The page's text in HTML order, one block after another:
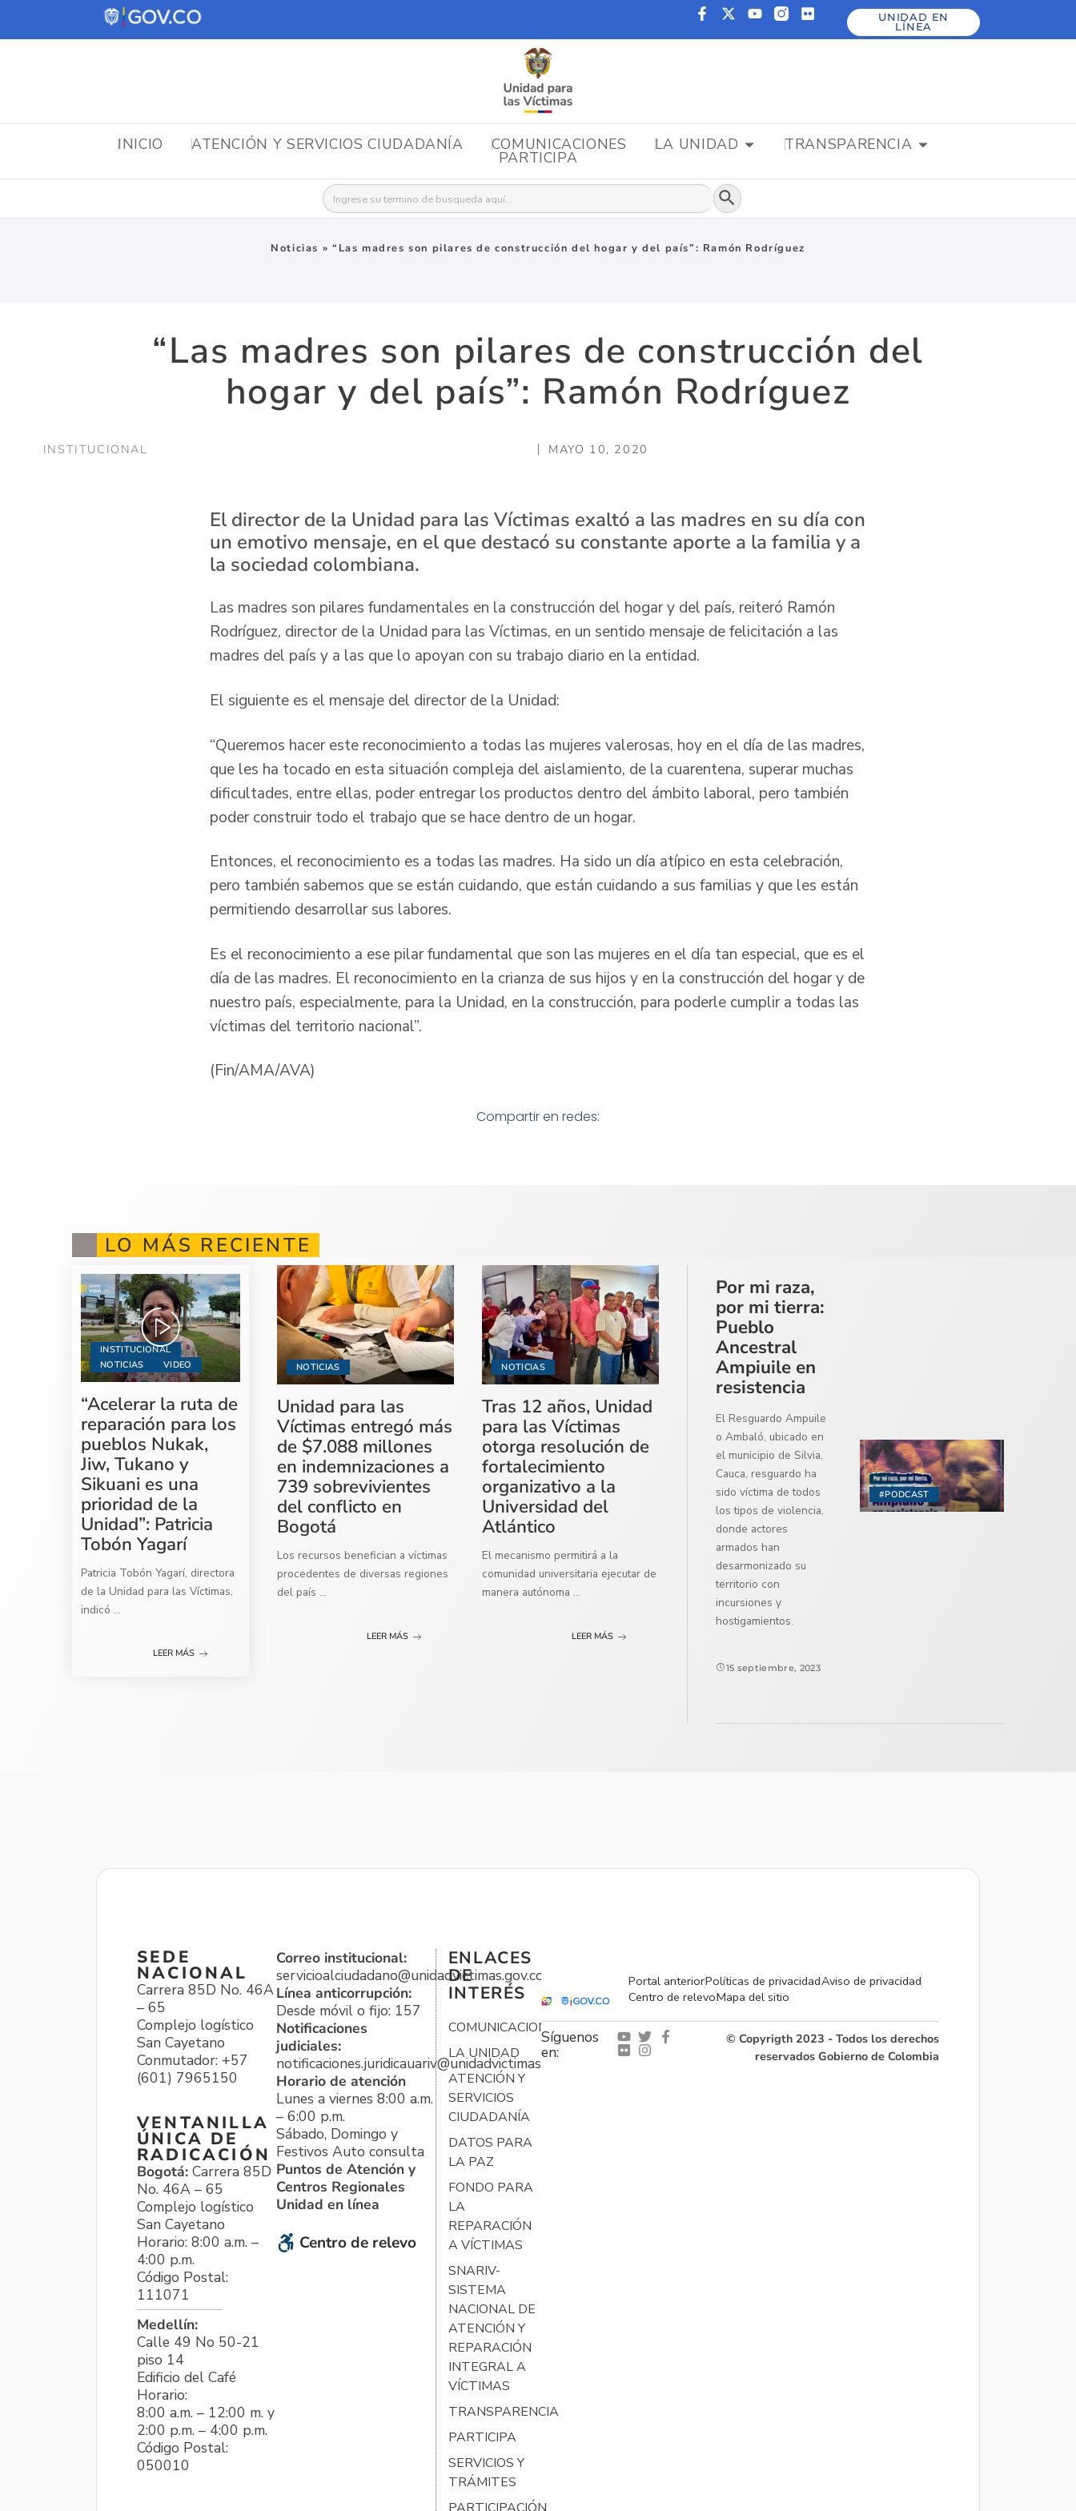
UNIDAD EN
LÍNEA
INICIO ATENCIÓN Y SERVICIOS CIUDADANÍA COMUNICACIONES LA UNIDAD TRANSPARENCIA
PARTICIPA
Buscar: Botón de búsqueda
Noticias » “Las madres son pilares de construcción del hogar y del país”: Ramón Rodríguez
“Las madres son pilares de construcción del
hogar y del país”: Ramón Rodríguez
INSTITUCIONAL MAYO 10, 2020
El director de la Unidad para las Víctimas exaltó a las madres en su día con
un emotivo mensaje, en el que destacó su constante aporte a la familia y a
la sociedad colombiana.
Las madres son pilares fundamentales en la construcción del hogar y del país, reiteró Ramón
Rodríguez, director de la Unidad para las Víctimas, en un sentido mensaje de felicitación a las
madres del país y a las que lo apoyan con su trabajo diario en la entidad.
El siguiente es el mensaje del director de la Unidad:
“Queremos hacer este reconocimiento a todas las mujeres valerosas, hoy en el día de las madres,
que les ha tocado en esta situación compleja del aislamiento, de la cuarentena, superar muchas
dificultades, entre ellas, poder entregar los productos dentro del ámbito laboral, pero también
poder construir todo el trabajo que se hace dentro de un hogar.
Entonces, el reconocimiento es a todas las madres. Ha sido un día atípico en esta celebración,
pero también sabemos que se están cuidando, que están cuidando a sus familias y que les están
permitiendo desarrollar sus labores.
Es el reconocimiento a ese pilar fundamental que son las mujeres en el día tan especial, que es el
día de las madres. El reconocimiento en la crianza de sus hijos y en la construcción del hogar y de
nuestro país, especialmente, para la Unidad, en la construcción, para poderle cumplir a todas las
víctimas del territorio nacional”.
(Fin/AMA/AVA)
Compartir en redes:
LO MÁS RECIENTE
INSTITUCIONAL
NOTICIAS
VIDEO
“Acelerar la ruta de
reparación para los
pueblos Nukak,
Jiw, Tukano y
Sikuani es una
prioridad de la
Unidad”: Patricia
Tobón Yagarí
Patricia Tobón Yagarí, directora
de la Unidad para las Víctimas,
indicó ...
LEER MÁS
NOTICIAS
Unidad para las
Víctimas entregó más
de $7.088 millones
en indemnizaciones a
739 sobrevivientes
del conflicto en
Bogotá
Los recursos benefician a víctimas
procedentes de diversas regiones
del país ...
LEER MÁS
NOTICIAS
Tras 12 años, Unidad
para las Víctimas
otorga resolución de
fortalecimiento
organizativo a la
Universidad del
Atlántico
El mecanismo permitirá a la
comunidad universitaria ejecutar de
manera autónoma ...
LEER MÁS
#PODCAST
Por mi raza,
por mi tierra:
Pueblo
Ancestral
Ampiuile en
resistencia
El Resguardo Ampuile
o Ambaló, ubicado en
el municipio de Silvia,
Cauca, resguardo ha
sido víctima de todos
los tipos de violencia,
donde actores
armados han
desarmonizado su
territorio con
incursiones y
hostigamientos.
15 septiembre, 2023
SEDE
NACIONAL
Carrera 85D No. 46A
– 65
Complejo logístico
San Cayetano
Conmutador: +57
(601) 7965150
VENTANILLA
ÚNICA DE
RADICACIÓN
Bogotá: Carrera 85D
No. 46A – 65
Complejo logístico
San Cayetano
Horario: 8:00 a.m. –
4:00 p.m.
Código Postal:
111071
Medellín:
Calle 49 No 50-21
piso 14
Edificio del Café
Horario:
8:00 a.m. – 12:00 m. y
2:00 p.m. – 4:00 p.m.
Código Postal:
050010
Correo institucional:
servicioalciudadano@unidadvictimas.gov.co
Línea anticorrupción:
Desde móvil o fijo: 157
Notificaciones
judiciales:
notificaciones.juridicauariv@unidadvictimas.gov.co
Horario de atención
Lunes a viernes 8:00 a.m.
– 6:00 p.m.
Sábado, Domingo y
Festivos Auto consulta
Puntos de Atención y
Centros Regionales
Unidad en línea
Centro de relevo
ENLACES
DE
INTERÉS
COMUNICACIONES
LA UNIDAD
ATENCIÓN Y
SERVICIOS
CIUDADANÍA
DATOS PARA
LA PAZ
FONDO PARA
LA
REPARACIÓN
A VÍCTIMAS
SNARIV-
SISTEMA
NACIONAL DE
ATENCIÓN Y
REPARACIÓN
INTEGRAL A
VÍCTIMAS
TRANSPARENCIA
PARTICIPA
SERVICIOS Y
TRÁMITES
PARTICIPACIÓN
Portal anteriorPolíticas de privacidadAviso de privacidad
Centro de relevoMapa del sitio
Síguenos
en:
© Copyrigth 2023 - Todos los derechos
reservados Gobierno de Colombia